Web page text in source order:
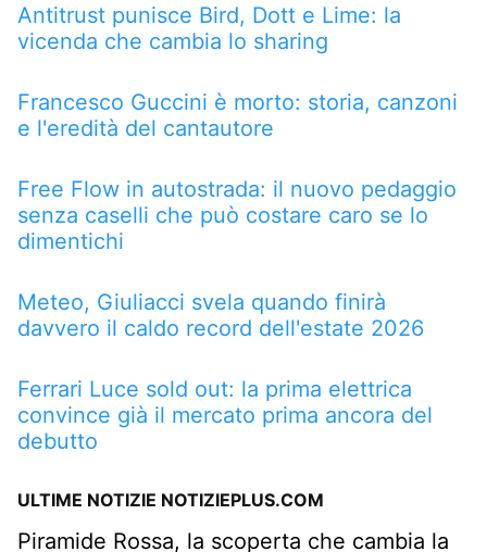
Antitrust punisce Bird, Dott e Lime: la
vicenda che cambia lo sharing
Francesco Guccini è morto: storia, canzoni
e l'eredità del cantautore
Free Flow in autostrada: il nuovo pedaggio
senza caselli che può costare caro se lo
dimentichi
Meteo, Giuliacci svela quando finirà
davvero il caldo record dell'estate 2026
Ferrari Luce sold out: la prima elettrica
convince già il mercato prima ancora del
debutto
ULTIME NOTIZIE NOTIZIEPLUS.COM
Piramide Rossa, la scoperta che cambia la